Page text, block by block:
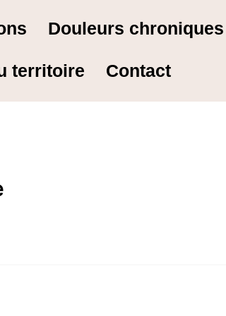
Douleurs chroniques
territoire Contact